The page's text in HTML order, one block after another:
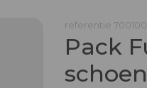
referentie
Pack